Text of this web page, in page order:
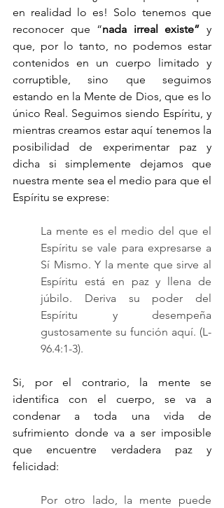
en realidad lo es! Solo tenemos que
reconocer que “nada irreal existe” y
que, por lo tanto, no podemos estar
contenidos en un cuerpo limitado y
corruptible, sino que seguimos
estando en la Mente de Dios, que es lo
único Real. Seguimos siendo Espíritu, y
mientras creamos estar aquí tenemos la
posibilidad de experimentar paz y
dicha si simplemente dejamos que
nuestra mente sea el medio para que el
Espíritu se exprese:
La mente es el medio del que el
Espíritu se vale para expresarse a
Sí Mismo. Y la mente que sirve al
Espíritu está en paz y llena de
júbilo. Deriva su poder del
Espíritu y desempeña
gustosamente su función aquí. (L-
96.4:1-3).
Si, por el contrario, la mente se
identifica con el cuerpo, se va a
condenar a toda una vida de
sufrimiento donde va a ser imposible
que encuentre verdadera paz y
felicidad:
Por otro lado, la mente puede